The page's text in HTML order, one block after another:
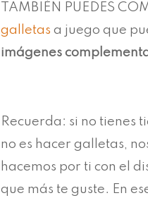
TAMBIÉN PUEDES
galletas a juego que
imágenes
Recuerda: si no tienes
no es hacer galletas,
hacemos por ti con el
que más te guste. En